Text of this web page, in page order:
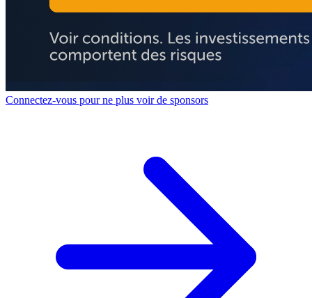
Connectez-vous pour ne plus voir de sponsors